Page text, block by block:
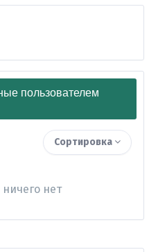
пользователем
Сортировка
нет